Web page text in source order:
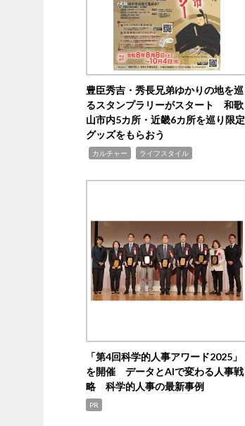
豊臣秀吉・秀長兄弟ゆかりの地を巡
るスタンプラリーがスタート 和歌
山市内5カ所・近畿6カ所を巡り限定
グッズをもらおう
カルチャー ライフスタイル
「第4回科学的人事アワード2025」
を開催 データとAIで変わる人事戦
略 科学的人事の最新事例
PR